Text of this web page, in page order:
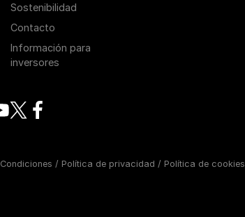
Sostenibilidad
Contacto
Información para
inversores
Condiciones / Política de privacidad / Política de cookies